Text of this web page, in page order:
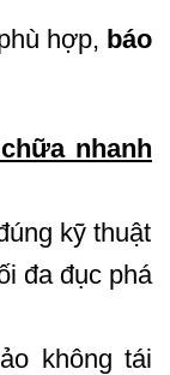
hợp, báo
nhanh
kỹ thuật
đa đục phá
không tái